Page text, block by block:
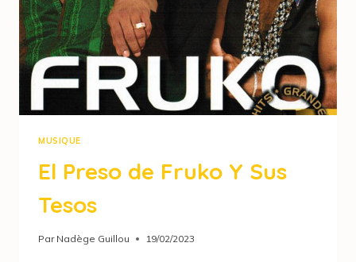
MUSIQUE
El Preso de Fruko Y Sus
Tesos
Par Nadège Guillou 19/02/2023